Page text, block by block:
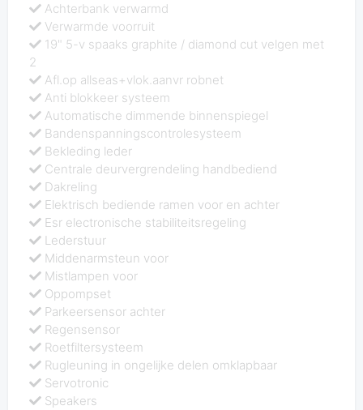
Achterbank verwarmd
Verwarmde voorruit
19" 5-v spaaks graphite / diamond cut velgen met
2
Afl.op allseas+vlok.aanvr robnet
Anti blokkeer systeem
Automatische dimmende binnenspiegel
Bandenspanningscontrolesysteem
Bekleding leder
Centrale deurvergrendeling handbediend
Dakreling
Elektrisch bediende ramen voor en achter
Esr electronische stabiliteitsregeling
Lederstuur
Middenarmsteun voor
Mistlampen voor
Oppompset
Parkeersensor achter
Regensensor
Roetfiltersysteem
Rugleuning in ongelijke delen omklapbaar
Servotronic
Speakers